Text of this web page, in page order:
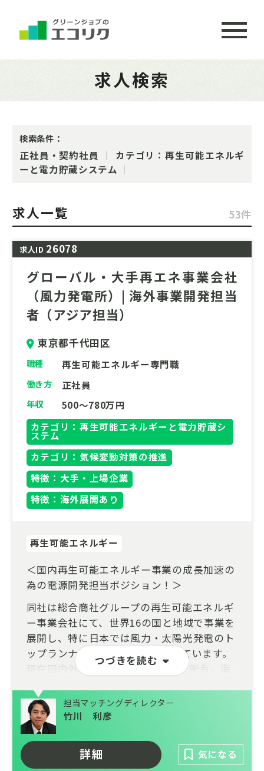
求人検索
検索条件：
正社員・契約社員
カテゴリ：再生可能エネルギ
ーと電力貯蔵システム
求人一覧 53件
求人ID 26078
グローバル・大手再エネ事業会社
（風力発電所）| 海外事業開発担当
者（アジア担当）
東京都千代田区
職種 再生可能エネルギー専門職
働き方 正社員
年収
500～780万円
カテゴリ：再生可能エネルギーと電力貯蔵シ
ステム
カテゴリ：気候変動対策の推進
特徴：大手・上場企業
特徴：海外展開あり
つづきを読む
再生可能エネルギー
＜国内再生可能エネルギー事業の成長加速の
為の電源開発担当ポジション！＞
同社は総合商社グループの再生可能エネルギ
ー事業会社にて、世界16の国と地域で事業を
展開し、特に日本では風力・太陽光発電のト
ップランナーとして業界を牽引しています。
現在国内外に100社以上の子会社を所有。海
や政治状況のリスク分散を図っている。
今回は特にアジア市場を対象とする事業部に
て風力・太陽光発電所新規開発・操業管理、
再エネ電源由来の新規事業開発担当者の増員
を図ります。
担当マッチングディレクター
竹川 利彦
詳細 気になる